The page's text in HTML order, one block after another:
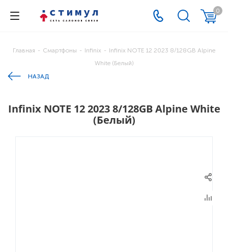
0
Главная - Смартфоны - Infinix - Infinix NOTE 12 2023 8/128GB Alpine
White (Белый)
НАЗАД
Infinix NOTE 12 2023 8/128GB Alpine White
(Белый)